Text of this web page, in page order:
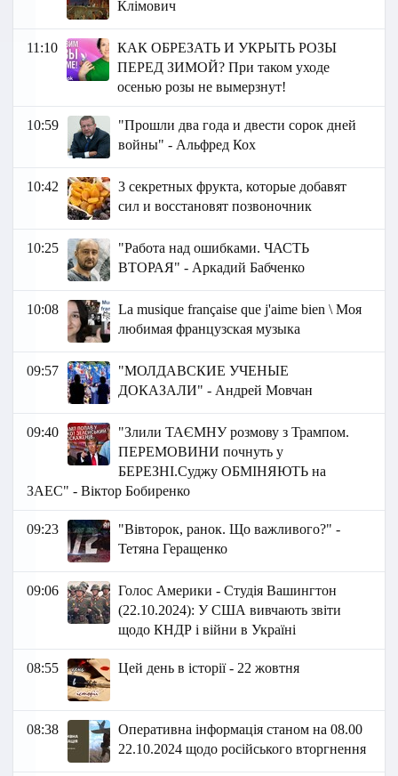
Клімович
11:10
КАК ОБРЕЗАТЬ И УКРЫТЬ РОЗЫ
ПЕРЕД ЗИМОЙ? При таком уходе
осенью розы не вымерзнут!
10:59
"Прошли два года и двести сорок дней
войны" - Альфред Кох
10:42
3 секретных фрукта, которые добавят
сил и восстановят позвоночник
10:25
"Работа над ошибками. ЧАСТЬ
ВТОРАЯ" - Аркадий Бабченко
10:08
La musique française que j'aime bien \ Моя
любимая французская музыка
09:57
"МОЛДАВСКИЕ УЧЕНЫЕ
ДОКАЗАЛИ" - Андрей Мовчан
09:40
"Злили ТАЄМНУ розмову з Трампом.
ПЕРЕМОВИНИ почнуть у
БЕРЕЗНІ.Суджу ОБМІНЯЮТЬ на
ЗАЕС" - Віктор Бобиренко
09:23
"Вівторок, ранок. Що важливого?" -
Тетяна Геращенко
09:06
Голос Америки - Студія Вашингтон
(22.10.2024): У США вивчають звіти
щодо КНДР і війни в Україні
08:55 Цей день в історії - 22 жовтня
08:38
Оперативна інформація станом на 08.00
22.10.2024 щодо російського вторгнення